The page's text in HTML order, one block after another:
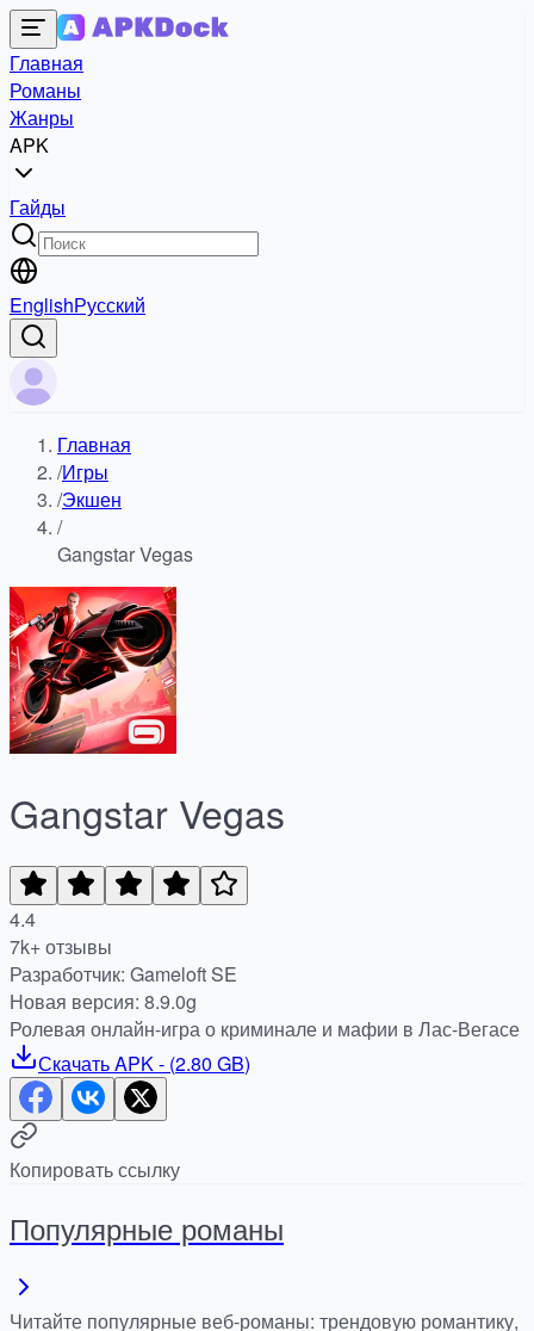
Главная
Романы
Жанры
APK
Гайды
EnglishРусский
Главная
/Игры
/Экшен
/
Gangstar Vegas
Gangstar Vegas
4.4
7k+ отзывы
Разработчик: Gameloft SE
Новая версия: 8.9.0g
Ролевая онлайн-игра о криминале и мафии в Лас-Вегасе
СкачатьAPK- (2.80 GB)
Копировать ссылку
Популярные романы
Читайте популярные веб-романы: трендовую романтику,